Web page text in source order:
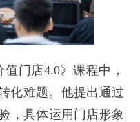
门店4.0》课程中，
化难题。他提出通过
，具体运用门店形象